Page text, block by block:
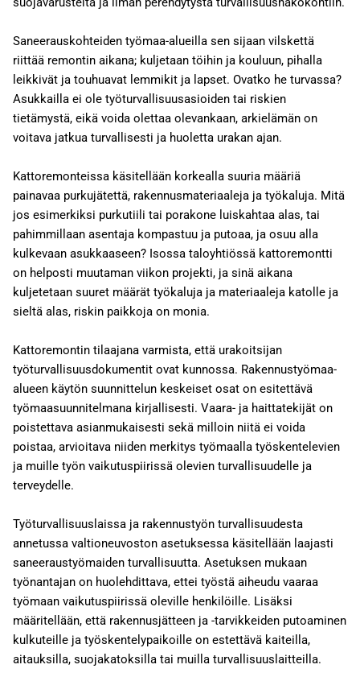
Saneerauskohteiden työmaa-alueilla sen sijaan vilskettä
riittää remontin aikana; kuljetaan töihin ja kouluun, pihalla
leikkivät ja touhuavat lemmikit ja lapset. Ovatko he turvassa?
Asukkailla ei ole työturvallisuusasioiden tai riskien
tietämystä, eikä voida olettaa olevankaan, arkielämän on
voitava jatkua turvallisesti ja huoletta urakan ajan.
Kattoremonteissa käsitellään korkealla suuria määriä
painavaa purkujätettä, rakennusmateriaaleja ja työkaluja. Mitä
jos esimerkiksi purkutiili tai porakone luiskahtaa alas, tai
pahimmillaan asentaja kompastuu ja putoaa, ja osuu alla
kulkevaan asukkaaseen? Isossa taloyhtiössä kattoremontti
on helposti muutaman viikon projekti, ja sinä aikana
kuljetetaan suuret määrät työkaluja ja materiaaleja katolle ja
sieltä alas, riskin paikkoja on monia.
Kattoremontin tilaajana varmista, että urakoitsijan
työturvallisuusdokumentit ovat kunnossa. Rakennustyömaa-
alueen käytön suunnittelun keskeiset osat on esitettävä
työmaasuunnitelmana kirjallisesti. Vaara- ja haittatekijät on
poistettava asianmukaisesti sekä milloin niitä ei voida
poistaa, arvioitava niiden merkitys työmaalla työskentelevien
ja muille työn vaikutuspiirissä olevien turvallisuudelle ja
terveydelle.
Työturvallisuuslaissa ja rakennustyön turvallisuudesta
annetussa valtioneuvoston asetuksessa käsitellään laajasti
saneeraustyömaiden turvallisuutta. Asetuksen mukaan
työnantajan on huolehdittava, ettei työstä aiheudu vaaraa
työmaan vaikutuspiirissä oleville henkilöille. Lisäksi
määritellään, että rakennusjätteen ja -tarvikkeiden putoaminen
kulkuteille ja työskentelypaikoille on estettävä kaiteilla,
aitauksilla, suojakatoksilla tai muilla turvallisuuslaitteilla.